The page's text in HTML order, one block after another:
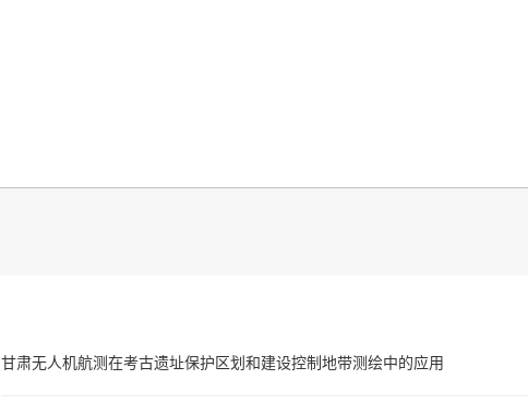
甘肃无人机航测在考古遗址保护区划和建设控制地带测绘中的应用